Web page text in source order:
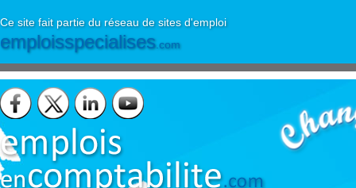
Ce site fait partie du réseau de sites d'emploi
emploisspecialises.com